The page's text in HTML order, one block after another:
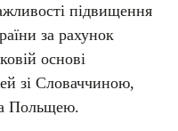
підвищення
за рахунок
основі
зі Словаччиною,
Польщею.